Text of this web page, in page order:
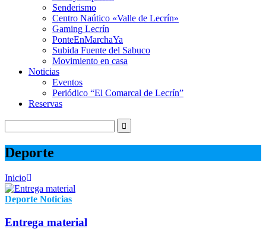
Senderismo
Centro Naútico «Valle de Lecrín»
Gaming Lecrín
PonteEnMarchaYa
Subida Fuente del Sabuco
Movimiento en casa
Noticias
Eventos
Periódico “El Comarcal de Lecrín”
Reservas
Deporte
Inicio
Deporte Noticias
Entrega material